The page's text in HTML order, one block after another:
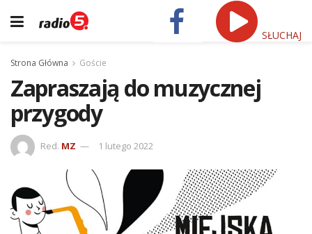
SŁUCHAJ
Strona Główna Goście
Zapraszają do muzycznej
przygody
Red. MZ 1 lutego 2022